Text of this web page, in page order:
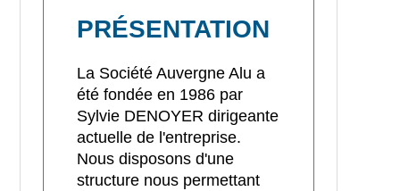
PRÉSENTATION
La Société Auvergne Alu a
été fondée en 1986 par
Sylvie DENOYER dirigeante
actuelle de l'entreprise.
Nous disposons d'une
structure nous permettant